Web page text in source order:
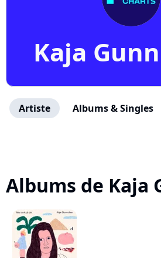
Kaja
Artiste Albums & Singles
Albums de Kaja